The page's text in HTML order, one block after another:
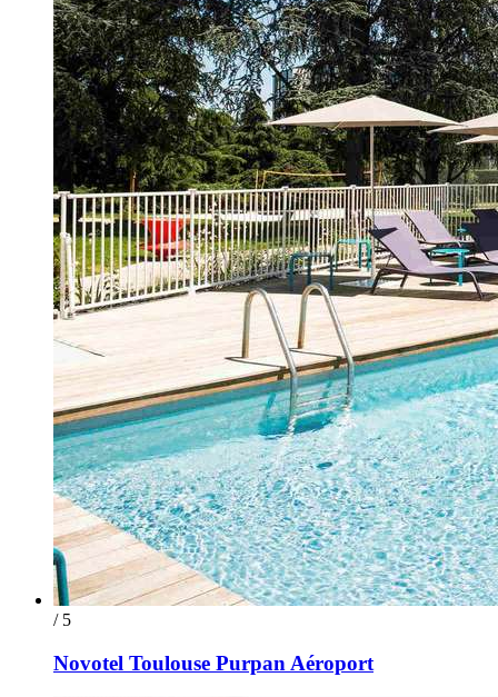
/ 5
Novotel Toulouse Purpan Aéroport